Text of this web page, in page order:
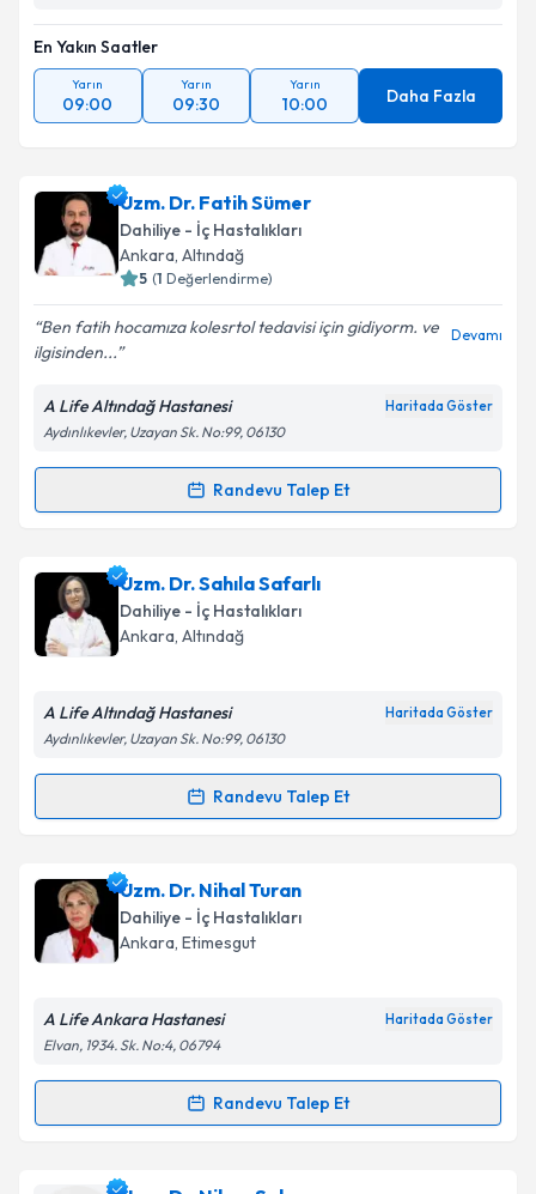
En Yakın Saatler
Yarın
09:00
Yarın
09:30
Yarın
10:00 Daha Fazla
Uzm. Dr. Fatih Sümer
Dahiliye - İç Hastalıkları
Ankara, Altındağ
5 (1 Değerlendirme)
Ben fatih hocamıza kolesrtol tedavisi için gidiyorm. ve
ilgisinden...
Devamı
A Life Altındağ Hastanesi Haritada Göster
Aydınlıkevler, Uzayan Sk. No:99, 06130
Randevu Talep Et
Randevu Takvimi Talebi
Uzm. Dr. Fatih Sümer için randevu takvimi talebi
oluşturun. Size bu uzmandan randevu almanız için bir
takvim hazırlandığında e-posta ile bilgilendireceğiz.
Kişisel verilerimin işlenmesine ilişkin
Metni'ni okudum ve kişisel verilerimin belirtilen
Takvim Talebini Gönder
Uzm. Dr. Sahıla Safarlı
Dahiliye - İç Hastalıkları
Ankara, Altındağ
A Life Altındağ Hastanesi Haritada Göster
Aydınlıkevler, Uzayan Sk. No:99, 06130
Randevu Talep Et
Randevu Takvimi Talebi
Uzm. Dr. Sahıla Safarlıiçin randevu takvimi talebi
oluşturun. Size bu uzmandan randevu almanız için bir
takvim hazırlandığında e-posta ile bilgilendireceğiz.
Kişisel verilerimin işlenmesine ilişkin
Metni'ni okudum ve kişisel verilerimin belirtilen
Uzm. Dr. Nihal Turan
Dahiliye - İç Hastalıkları
Ankara, Etimesgut
A Life Ankara Hastanesi Haritada Göster
Elvan, 1934. Sk. No:4, 06794
Randevu Talep Et
Randevu Takvimi Talebi